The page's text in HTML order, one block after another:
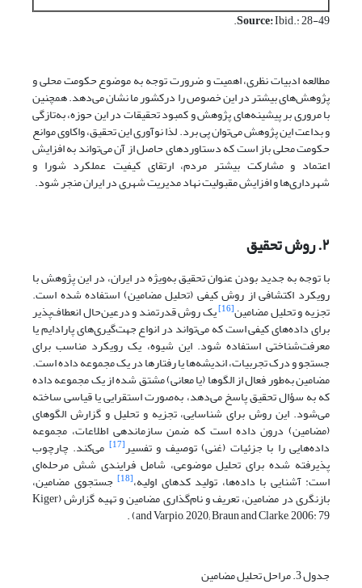
Source:Ibid.: 28-49.
مطالعه ادبیات نظری، اهمیت و ضرورت توجه به موضوع حکومت محلی و
پژوهش‌های بیشتر در این خصوص را درکشور ما نشان‌ می‌دهد. همچنین
با مروری بر پیشینه‌های پژوهش و کمبود تحقیقات در این حوزه، به‌تازگی
و بداعت این پژوهش می‌توان پی برد. لذا نوآوری این تحقیق، واکاوی موانع
حکومت محلی باز است که دستاوردهای حاصل از آن می‌تواند به افزایش
اعتماد و مشارکت بیشتر مردم، ارتقای کیفیت عملکرد شورا و
شهرداری‌ها و افزایش مقبولیت نهاد مدیریت شهری در ایران منجر شود.
۲. روش تحقیق
با توجه به جدید بودن عنوان تحقیق به‌ویژه در ایران، در این پژوهش با
رویکرد اکتشافی از روش کیفی (تحلیل مضامین) استفاده شده است.
تجزیه و تحلیل مضامین[16] یک روش قدرتمند و درعین‌حال انعطاف‌پذیر
برای داده‌های کیفی است که می‌تواند در انواع جهت‌گیری‌های پارادایم یا
معرفت‌شناختی استفاده شود. این شیوه، یک رویکرد مناسب برای
جستجو و درک تجربیات، اندیشه‌ها یا رفتارها در یک مجموعه داده است.
مضامین به‌طور فعال از الگوها (یا معانی) مشتق شده از یک مجموعه داده
که به سؤال تحقیق پاسخ می‌دهد، به‌صورت استقرایی یا قیاسی ساخته
می‌شود. این روش برای شناسایی، تجزیه و تحلیل و گزارش الگوهای
(مضامین) درون داده است که ضمن سازماندهی اطلاعات، مجموعه
داده‌هایی را با جزئیات (غنی) توصیف و تفسیر[17] می‌کند. چارچوب
پذیرفته شده برای تحلیل موضوعی، شامل فرایندی شش مرحله‌ای
است: آشنایی با داده‌ها، تولید کدهای اولیه،[18] جستجوی مضامین،
بازنگری در مضامین، تعریف و نام‌گذاری مضامین و تهیه گزارش (Kiger
and Varpio, 2020; Braun and Clarke, 2006: 79) .
جدول 3. مراحل تحلیل مضامین